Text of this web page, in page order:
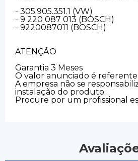
- 305.905.351.1 (VW)
- 9 220 087 013 (BOSCH)
- 9220087011 (BOSCH)
ATENÇÃO
Garantia 3 Meses
O valor anunciado é
A empresa não se
instalação do produto.
Procure por um profissional